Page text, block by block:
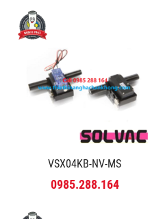
VSX04KB-NV-MS
0985.288.164